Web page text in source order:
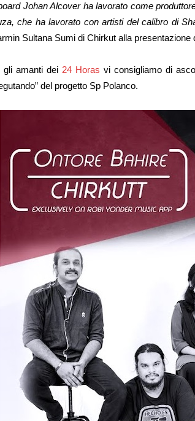
Johan Alcover ha lavorato come
che ha lavorato con artisti del calibro di
Sultana Sumi di Chirkut alla presentazione
gli amanti dei 24 Horas vi consigliamo di
del progetto Sp Polanco.